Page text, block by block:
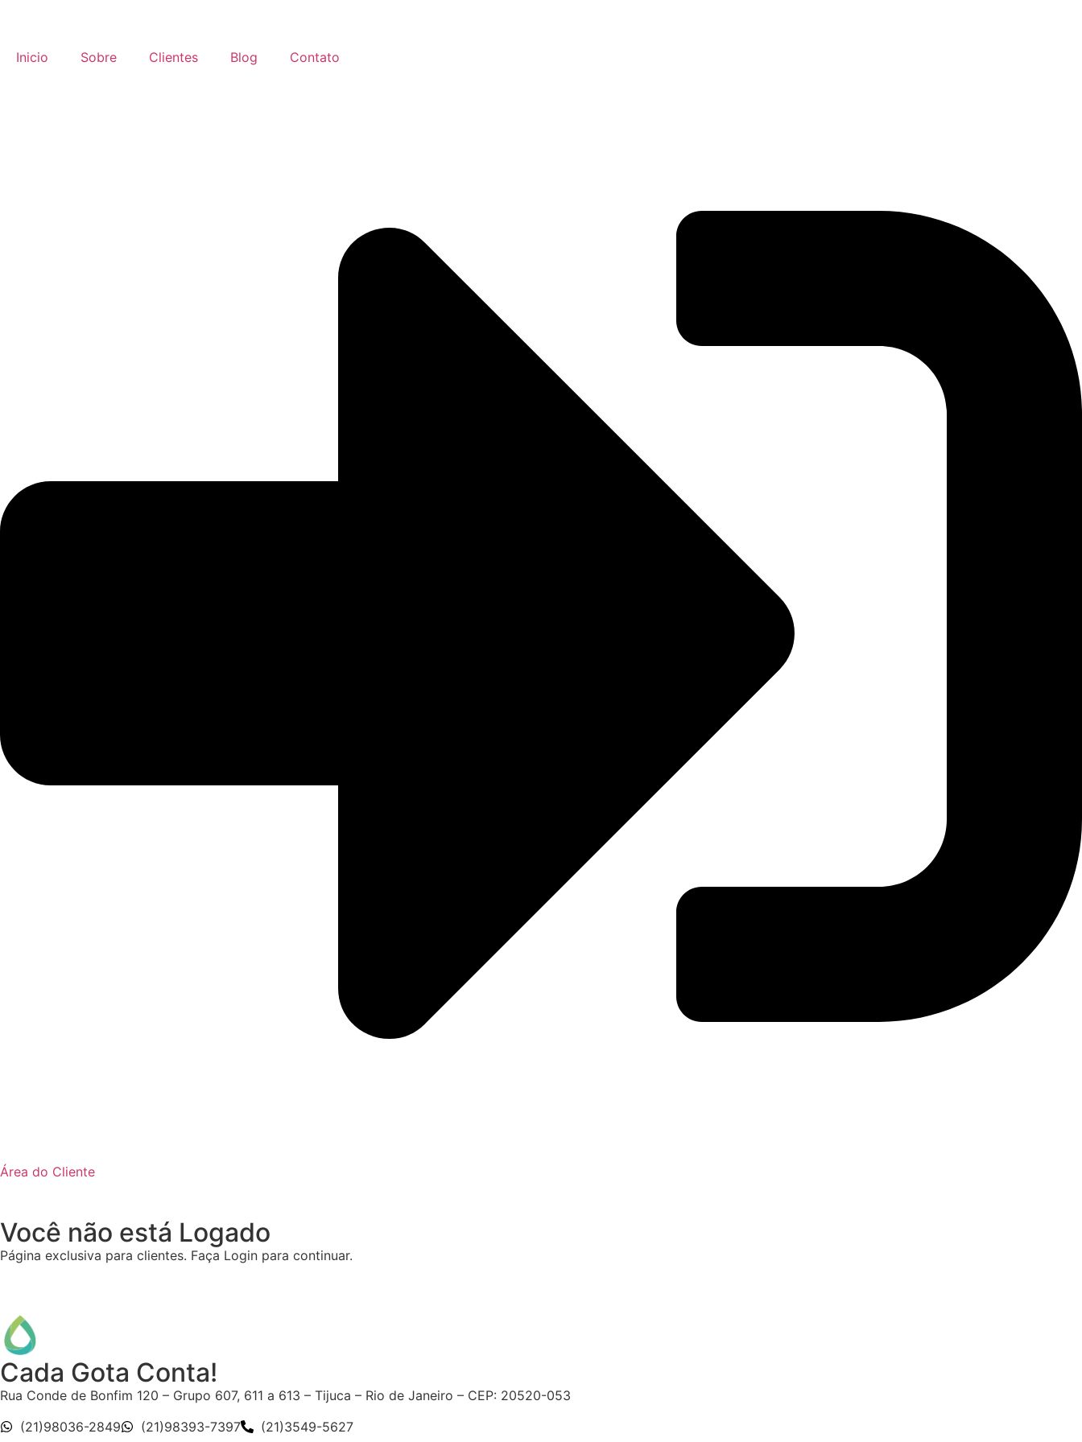
Inicio Sobre Clientes Blog Contato
Área do Cliente
Você não está Logado
Página exclusiva para clientes. Faça Login para continuar.
Cada Gota Conta!
Rua Conde de Bonfim 120 – Grupo 607, 611 a 613 – Tijuca – Rio de Janeiro – CEP: 20520-053
(21)98036-2849
(21)98393-7397 (21)3549-5627